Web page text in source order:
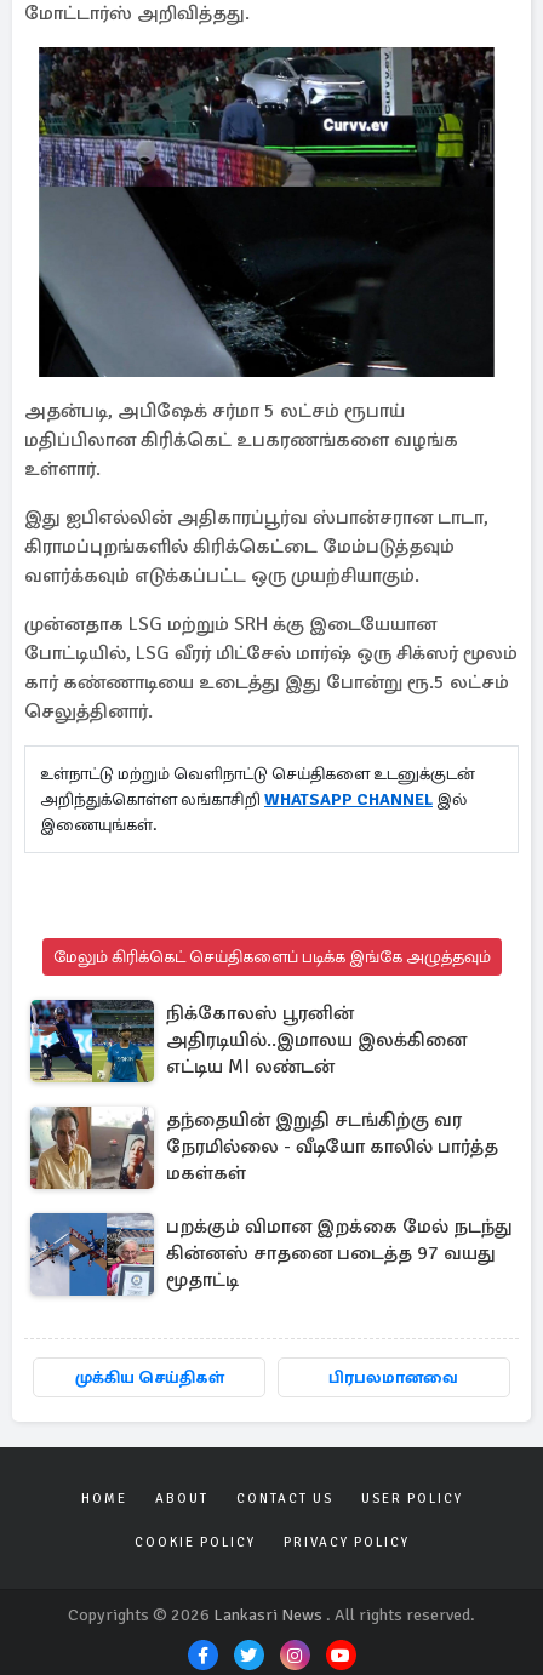
மோட்டார்ஸ் அறிவித்தது.
அதன்படி, அபிஷேக் சர்மா 5 லட்சம் ரூபாய்
மதிப்பிலான கிரிக்கெட் உபகரணங்களை வழங்க
உள்ளார்.
இது ஐபிஎல்லின் அதிகாரப்பூர்வ ஸ்பான்சரான டாடா,
கிராமப்புறங்களில் கிரிக்கெட்டை மேம்படுத்தவும்
வளர்க்கவும் எடுக்கப்பட்ட ஒரு முயற்சியாகும்.
முன்னதாக LSG மற்றும் SRH க்கு இடையேயான
போட்டியில், LSG வீரர் மிட்சேல் மார்ஷ் ஒரு சிக்ஸர் மூலம்
கார் கண்ணாடியை உடைத்து இது போன்று ரூ.5 லட்சம்
செலுத்தினார்.
உள்நாட்டு மற்றும் வெளிநாட்டு செய்திகளை உடனுக்குடன்
அறிந்துக்கொள்ள லங்காசிறி WHATSAPP CHANNEL இல்
இணையுங்கள்.
மேலும் கிரிக்கெட் செய்திகளைப் படிக்க இங்கே அழுத்தவும்
நிக்கோலஸ் பூரனின்
அதிரடியில்..இமாலய இலக்கினை
எட்டிய MI லண்டன்
தந்தையின் இறுதி சடங்கிற்கு வர
நேரமில்லை - வீடியோ காலில் பார்த்த
மகள்கள்
பறக்கும் விமான இறக்கை மேல் நடந்து
கின்னஸ் சாதனை படைத்த 97 வயது
மூதாட்டி
முக்கிய செய்திகள் பிரபலமானவை
HOME ABOUT CONTACT US USER POLICY
COOKIE POLICY PRIVACY POLICY
Copyrights © 2026 Lankasri News . All rights reserved.